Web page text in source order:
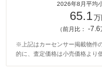
2026年8月平均
65.1 万
（前月比： -7.6
※上記はカーセンサー掲載物件
的に、査定価格は小売価格より